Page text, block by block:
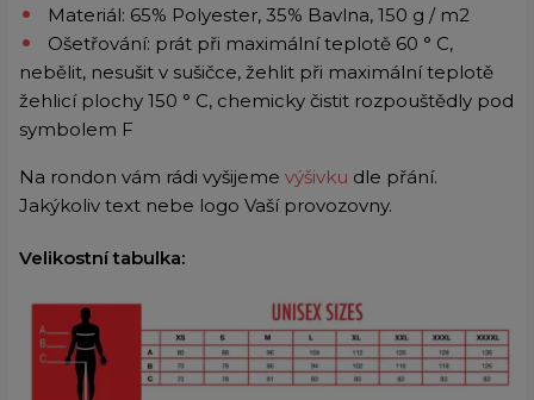
Materiál: 65% Polyester, 35% Bavlna, 150 g / m2
Ošetřování: prát při maximální teplotě 60 ° C,
nebělit, nesušit v sušičce, žehlit při maximální teplotě
žehlicí plochy 150 ° C, chemicky čistit rozpouštědly pod
symbolem F
Na rondon vám rádi vyšijeme výšivku dle přání.
Jakýkoliv text nebe logo Vaší provozovny.
Velikostní tabulka: